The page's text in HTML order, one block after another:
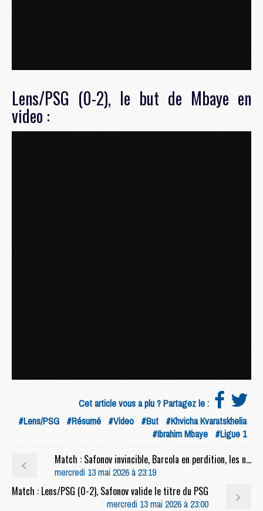
Lens/PSG (0-2), le but de Mbaye en
video :
Cet article vous a plu ? Partagez le :
#Lens/PSG #Résumé #Video #But #Khvicha Kvaratskhelia
#Ibrahim Mbaye #Ligue 1
Match : Safonov invincible, Barcola en perdition, les notes de Lens/PSG (0-2)
mercredi 13 mai 2026 à 23:19
Match : Lens/PSG (0-2), Safonov valide le titre du PSG
mercredi 13 mai 2026 à 23:00